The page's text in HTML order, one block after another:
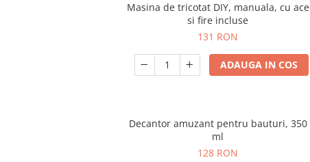
Masina de tricotat DIY, manuala, cu ace
si fire incluse
131 RON
ADAUGA IN COS
Decantor amuzant pentru bauturi, 350
ml
128 RON